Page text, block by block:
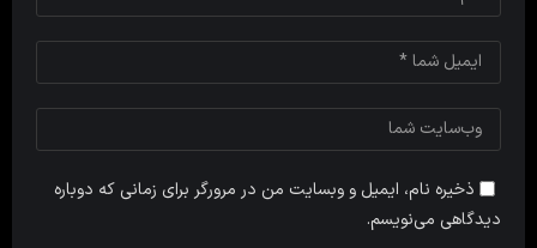
ذخیره نام، ایمیل و وبسایت من در مرورگر برای زمانی که دوباره
دیدگاهی می‌نویسم.